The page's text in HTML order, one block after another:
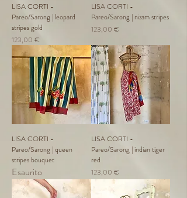
LISA CORTI -
Pareo/Sarong | leopard
stripes gold
Prezzo
123,00 €
LISA CORTI -
Pareo/Sarong | nizam stripes
Prezzo
123,00 €
LISA CORTI -
Pareo/Sarong | queen
stripes bouquet
Esaurito
LISA CORTI -
Pareo/Sarong | indian tiger
red
Prezzo
123,00 €